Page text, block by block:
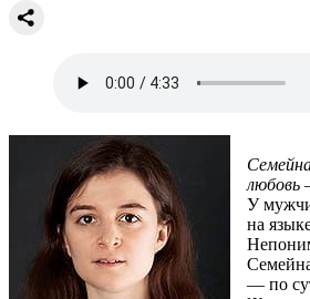
любовь
У
на
— по